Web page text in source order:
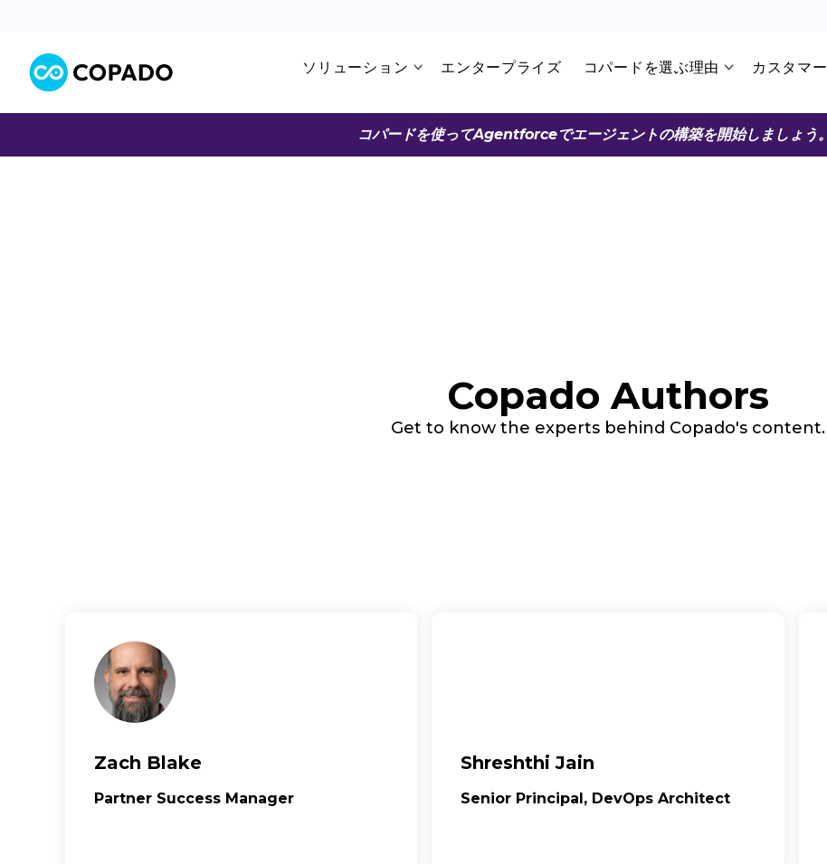
ソリューション エンタープライズ コパードを選ぶ理由 カスタマー
コパードを使ってAgentforceでエージェントの構築を開始しましょう。
Copado Authors
Get to know the experts behind Copado's content.
Zach Blake
Partner Success Manager
Shreshthi Jain
Senior Principal, DevOps Architect